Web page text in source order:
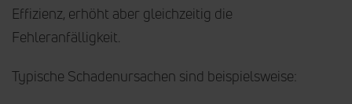
Effizienz, erhöht aber gleichzeitig die
Fehleranfälligkeit.
Typische Schadenursachen sind beispielsweise: